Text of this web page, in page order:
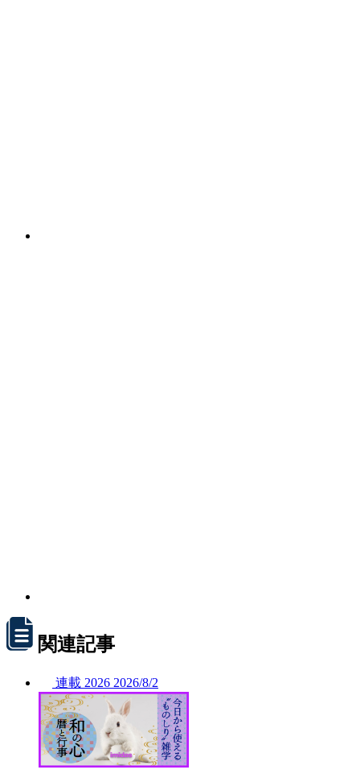
関連記事
連載 2026 2026/8/2